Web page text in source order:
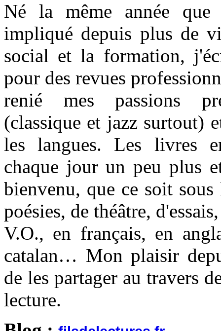
Né la même année
impliqué depuis plus de
social et la formation,
pour des revues
renié mes passions
(classique et jazz surtout)
les langues. Les livres
chaque jour un peu plus
bienvenu, que ce soit
poésies, de théâtre,
V.O., en français, en
catalan… Mon plaisir
de les partager au travers
lecture.